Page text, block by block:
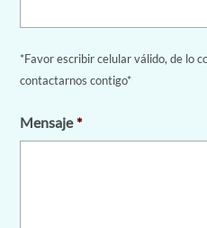
*Favor escribir celular válido, de lo
contactarnos contigo*
Mensaje *